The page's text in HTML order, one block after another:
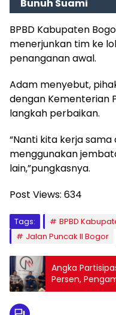
Bunuh Suami
BPBD Kabupaten
menerjunkan tim ke
penanganan awal.
Adam menyebut,
dengan Kementerian
langkah perbaikan.
“Nanti kita kerja sama
menggunakan
lain,”pungkasnya.
Post Views: 634
Tags: BPBD
Jalan Puncak II Bogor
Angka
Persen,